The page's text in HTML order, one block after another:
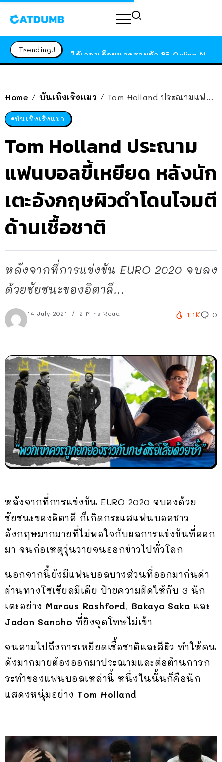
Trending!!
Home / บันเทิงเริงแมว / Tom Holland ประณามแฟนบอลขี้เหยียด หลังนักเตะอังกฤษผิวดำโดนโจมตีด้านเชื้อชาติ
บันเทิงเริงแมว
Tom Holland ประณาม
แฟนบอลขี้เหยียด หลังนัก
เตะอังกฤษผิวดำโดนโจมตี
ด้านเชื้อชาติ
หลังจากที่การแข่งขัน EURO 2020 จบลง
ด้วยชัยชนะของอิตาลี...
14 July 2021 2 Mins Read 1.1K 0
หลังจากที่การแข่งขัน EURO 2020 จบลงด้วย
ชัยชนะของอิตาลี ก็เกิดกระแสแฟนบอลชาว
อังกฤษมากมายที่ไม่พอใจกับผลการแข่งขันที่ออก
มา จนก่อเหตุวุ่นวายจนออกข่าวไปทั่วโลก
นอกจากนี้ยังมีแฟนบอลบางส่วนที่ออกมาก่นด่า
ผ่านทางโซเชียลมีเดีย ป้ายความผิดให้กับ 3 นัก
เตะอย่าง Marcus Rashford, Bakayo Saka และ
Jadon Sancho ที่ยิงจุดโทษไม่เข้า
จนลามไปถึงการเหยียดเชื้อชาติและสีผิว ทำให้คน
ดังมากมายต้องออกมาประณามและต่อต้านการก
ระทำของแฟนบอลเหล่านี้ หนึ่งในนั้นก็คือนัก
แสดงหนุ่มอย่าง Tom Holland